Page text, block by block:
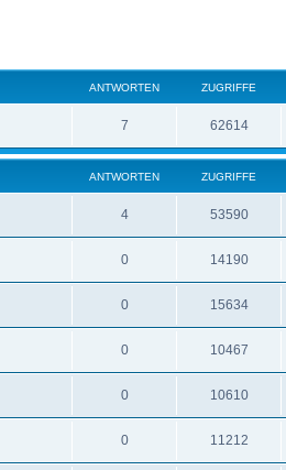
ANTWORTEN ZUGRIFFE
7 62614
ANTWORTEN ZUGRIFFE
4 53590
0 14190
0 15634
0 10467
0 10610
0 11212